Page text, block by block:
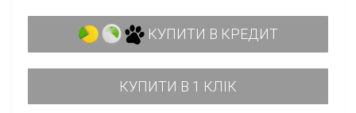
КУПИТИ В КРЕДИТ
КУПИТИ В 1 КЛІК